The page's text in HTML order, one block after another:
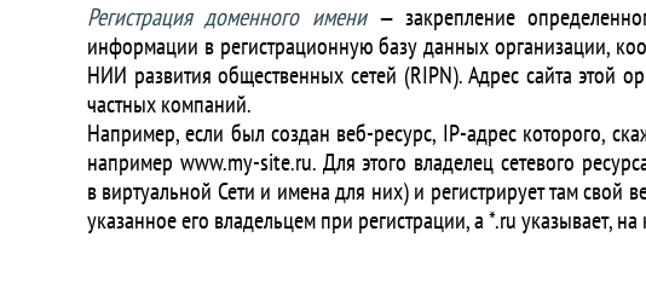
Регистрация доменного имени— закрепление
информации в регистрационную базу данных организации,
НИИ развития общественных сетей (RIPN). Адрес сайта этой
частных компаний.
Например, если был создан веб-ресурс, IP-адрес которого,
например www.my-site.ru. Для этого владелец сетевого
в виртуальной Сети и имена для них) и регистрирует там
указанное его владельцем при регистрации, а *.ru указывает,